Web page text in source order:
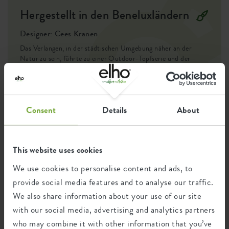
Consent Details About
This website uses cookies
We use cookies to personalise content and ads, to
provide social media features and to analyse our traffic.
We also share information about your use of our site
with our social media, advertising and analytics partners
who may combine it with other information that you’ve
Untersetzer von elho ist eine hervorragende Ergänzung für
Ihren Garten oder Balkon. Der green basics Untersetzer
hilft Ihnen auch dabei, das perfekte Klima für Ihre Pflanzen
zu schaffen, damit sie wachsen und gedeihen.
Behälterbeweis
nein
EAN
8711904107260
SKU
6990422543300
Hergestellt in den Beneluxländern
Designer: Cees Kranen
Das Verlangen, in der städtischen Umgebung näher an der
Natur zu sein, führte zu einer Outdoor-Topfserie und der
Entwicklung von Zubehör für das einfache Anbauen von
Gemüse, Obst und Kräutern. So entstand eine zugängliche
Gemüsegarten-Kollektion, die ein autarke Leben in greifbare
Wiederverwertung
Dieses Produkt besteht zu 0% aus Post-
Verbraucher-Abfällen und zu 100% aus
Post-industriellen Abfällen.